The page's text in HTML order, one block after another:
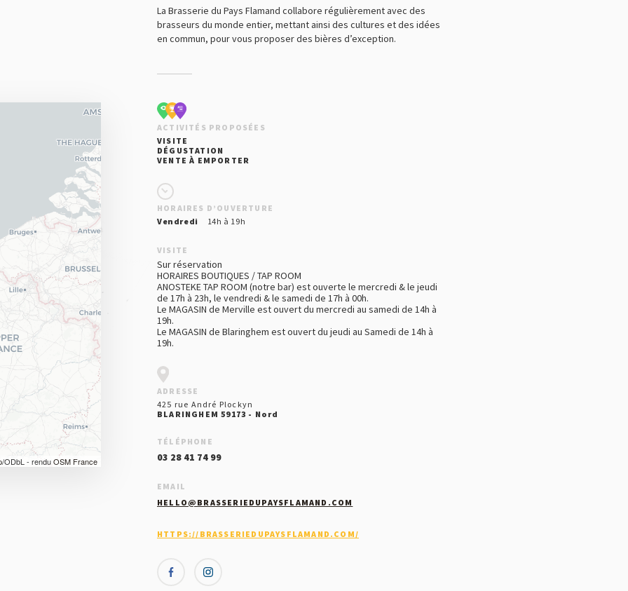
La Brasserie du Pays Flamand collabore régulièrement avec des
brasseurs du monde entier, mettant ainsi des cultures et des idées
en commun, pour vous proposer des bières d’exception.
/ODbL - renduOSM France
ACTIVITÉS PROPOSÉES
VISITE
DÉGUSTATION
VENTE À EMPORTER
HORAIRES D’OUVERTURE
Vendredi
14h à 19h
VISITE
Sur réservation
HORAIRES BOUTIQUES / TAP ROOM
ANOSTEKE TAP ROOM (notre bar) est ouverte le mercredi & le jeudi
de 17h à 23h, le vendredi & le samedi de 17h à 00h.
Le MAGASIN de Merville est ouvert du mercredi au samedi de 14h à
19h.
Le MAGASIN de Blaringhem est ouvert du jeudi au Samedi de 14h à
19h.
ADRESSE
425 rue André Plockyn
BLARINGHEM 59173 - Nord
TÉLÉPHONE
03 28 41 74 99
EMAIL
HELLO@BRASSERIEDUPAYSFLAMAND.COM
HTTPS://BRASSERIEDUPAYSFLAMAND.COM/